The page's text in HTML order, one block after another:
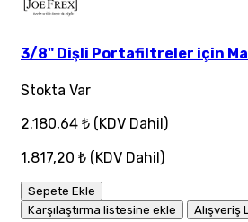
3/8" Dişli Portafiltreler için
Stokta Var
2.180,64 ₺ (KDV Dahil)
1.817,20 ₺ (KDV Dahil)
Sepete Ekle
Karşılaştırma listesine ekle
Alışveriş